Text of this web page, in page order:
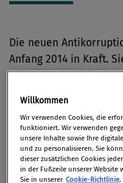
Die neuen
Anfang 2014 in Kraft.
Stiftungen, Verbände
Bestechung belangt
Gesetz wird die
Gesellschaften
künftig für Verstöße
Willkommen
Wir verwenden Cookies, die
funktioniert. Wir verwenden
unsere Inhalte sowie Ihre
und zu personalisieren. Sie
dieser zusätzlichen Cookies
in der Fußzeile unserer
Sie in unserer Cookie-Richtlinie.